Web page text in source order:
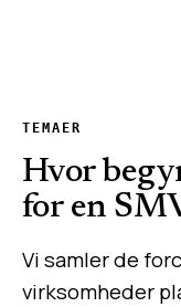
TEMAER
Hvor
for en
Vi samler de
virksomheder